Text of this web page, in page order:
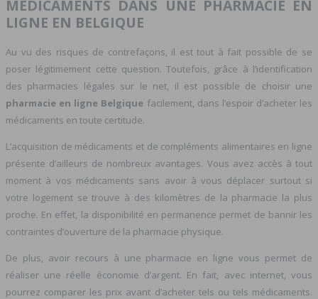
MÉDICAMENTS DANS UNE PHARMACIE EN
LIGNE EN BELGIQUE
Au vu des risques de contrefaçons, il est tout à fait possible de se
poser légitimement cette question. Toutefois, grâce à l’identification
des pharmacies légales sur le net, il est possible de choisir une
pharmacie en ligne Belgique facilement, dans l’espoir d’acheter les
médicaments en toute certitude.
L’acquisition de médicaments et de compléments alimentaires en ligne
présente d’ailleurs de nombreux avantages. Vous avez accès à tout
moment à vos médicaments sans avoir à vous déplacer surtout si
votre logement se trouve à des kilomètres de la pharmacie la plus
proche. En effet, la disponibilité en permanence permet de bannir les
contraintes d’ouverture de la pharmacie physique.
De plus, avoir recours à une pharmacie en ligne vous permet de
réaliser une réelle économie d’argent. En fait, avec internet, vous
pourrez comparer les prix avant d’acheter tels ou tels médicaments.